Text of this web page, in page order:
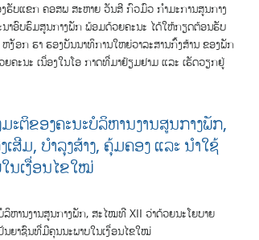
ບແຂກ ຄອສພ ສະຫາຍ ວັນສີ ກົວມົວ ກຳມະການສູນກາງ
າອົບຮົມສູນກາງພັກ ພ້ອມດ້ວຍຄະນະ ໄດ້ໃຫ້ກຽດຕ້ອນຮັບ
ງັອກ ຮາ ຮອງບັນນາທິການໃຫຍ່ວາລະສານກົ້ງສ້ານ ຂອງພັກ
ະນະ ເນື່ອງໃນໂອ ກາດທີ່ມາຢ້ຽມຢາມ ແລະ ເຮັດວຽກຢູ່
ະຕິຂອງຄະນະບໍລິຫານງານສູນກາງພັກ,
ສີມ, ບໍາລຸງສ້າງ, ຄຸ້ມຄອງ ແລະ ນໍາໃຊ້
ນເງື່ອນໄຂໃໝ່
ຫານງານສູນກາງພັກ, ສະໄໝທີ XII ວ່າດ້ວຍນະໂຍບາຍ
ນຍາຊົນທີ່ມີຄຸນນະພາບໃນເງື່ອນໄຂໃໝ່